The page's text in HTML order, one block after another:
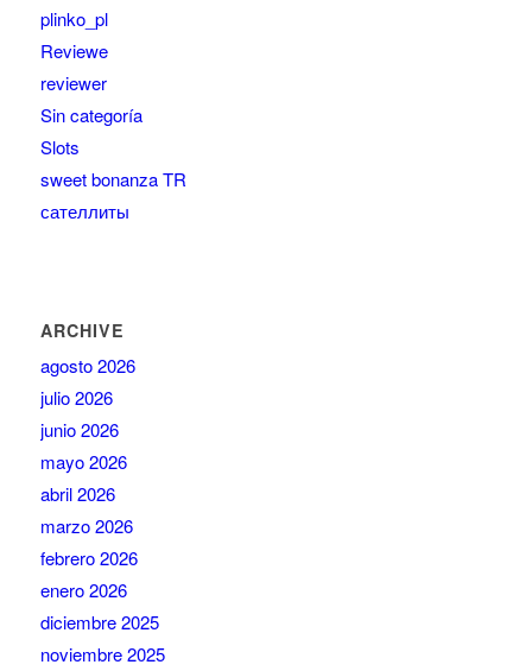
plinko_pl
Reviewe
reviewer
Sin categoría
Slots
sweet bonanza TR
сателлиты
ARCHIVE
agosto 2026
julio 2026
junio 2026
mayo 2026
abril 2026
marzo 2026
febrero 2026
enero 2026
diciembre 2025
noviembre 2025